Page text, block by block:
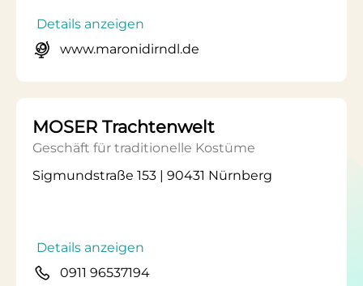
Details anzeigen
www.maronidirndl.de
MOSER Trachtenwelt
Geschäft für traditionelle Kostüme
Sigmundstraße 153 | 90431 Nürnberg
Details anzeigen
0911 96537194